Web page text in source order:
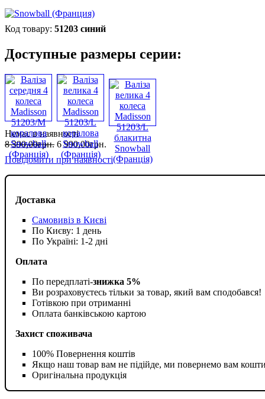
Доставка
Самовивіз в Києві
По Києву: 1 день
По Україні: 1-2 дні
Оплата
По передплаті-знижка 5%
Ви розраховуєтесь тільки за товар, який вам сподобався!
Готівкою при отриманні
Оплата банківською картою
Захист споживача
100% Повернення коштів
Якщо наш товар вам не підійде, ми повернемо вам
Оригінальна продукція
51203 синий
Доступные размеры серии:
Немає в наявності
8 390,00грн. 6 990,00грн.
Повідомити при наявності